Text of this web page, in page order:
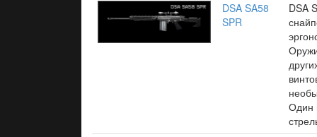
DSA SA58
SPR
DSA
Один